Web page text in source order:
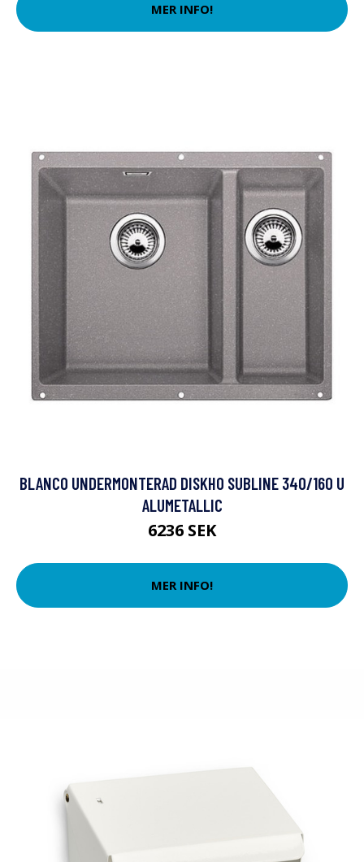
MER INFO!
BLANCO UNDERMONTERAD DISKHO SUBLINE 340/160 U
ALUMETALLIC
6236 SEK
MER INFO!